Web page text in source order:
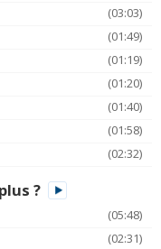
(03:03)
(01:49)
(01:19)
(01:20)
(01:40)
(01:58)
(02:32)
?
(05:48)
(02:31)